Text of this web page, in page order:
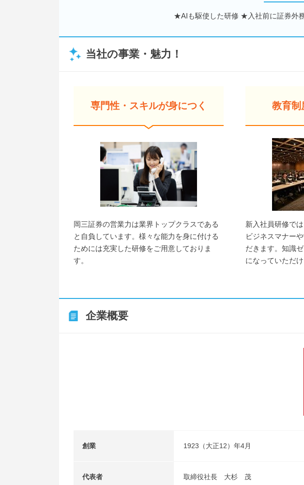
★AIも駆使した研修 ★入社前に証券
当社の事業・魅力！
専門性・スキルが身につく
岡三証券の営業力は業界トップクラスである
と自負しています。様々な能力を身に付ける
ためには充実した研修をご用意しておりま
す。
教育制
新入社員研修で
ビジネスマナー
だきます。知識
になっていただけ
企業概要
創業 1923（大正12）年4月
代表者 取締役社長 大杉 茂